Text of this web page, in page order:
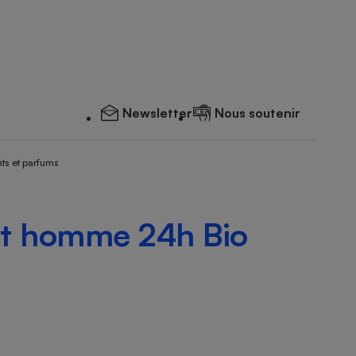
Newsletter Nous soutenir
et parfums
homme 24h Bio